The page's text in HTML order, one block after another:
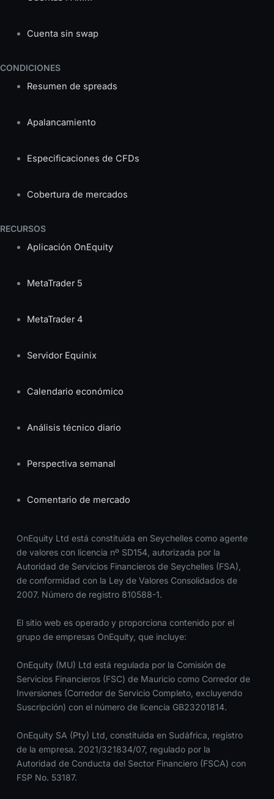
Cuenta sin swap
CONDICIONES
Resumen de spreads
Apalancamiento
Especificaciones de CFDs
Cobertura de mercados
RECURSOS
Aplicación OnEquity
MetaTrader 5
MetaTrader 4
Servidor Equinix
Calendario económico
Análisis técnico diario
Perspectiva semanal
Comentario de mercado
OnEquity Ltd está constituida en Seychelles como agente
de valores con licencia nº SD154, autorizada por la
Autoridad de Servicios Financieros de Seychelles (FSA),
de conformidad con la Ley de Valores Consolidados de
2007. Número de registro 810588-1.
El sitio web es operado y proporciona contenido por el
grupo de empresas OnEquity, que incluye:
OnEquity (MU) Ltd está regulada por la Comisión de
Servicios Financieros (FSC) de Mauricio como Corredor de
Inversiones (Corredor de Servicio Completo, excluyendo
Suscripción) con el número de licencia GB23201814.
OnEquity SA (Pty) Ltd, constituida en Sudáfrica, registro
de la empresa. 2021/321834/07, regulado por la
Autoridad de Conducta del Sector Financiero (FSCA) con
FSP No. 53187.